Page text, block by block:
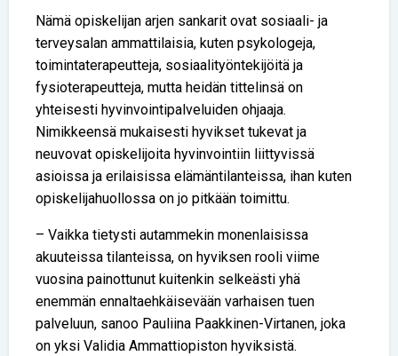
Nämä opiskelijan arjen sankarit ovat sosiaali- ja
terveysalan ammattilaisia, kuten psykologeja,
toimintaterapeutteja, sosiaalityöntekijöitä ja
fysioterapeutteja, mutta heidän tittelinsä on
yhteisesti hyvinvointipalveluiden ohjaaja.
Nimikkeensä mukaisesti hyvikset tukevat ja
neuvovat opiskelijoita hyvinvointiin liittyvissä
asioissa ja erilaisissa elämäntilanteissa, ihan kuten
opiskelijahuollossa on jo pitkään toimittu.
– Vaikka tietysti autammekin monenlaisissa
akuuteissa tilanteissa, on hyviksen rooli viime
vuosina painottunut kuitenkin selkeästi yhä
enemmän ennaltaehkäisevään varhaisen tuen
palveluun, sanoo Pauliina Paakkinen-Virtanen, joka
on yksi Validia Ammattiopiston hyviksistä.